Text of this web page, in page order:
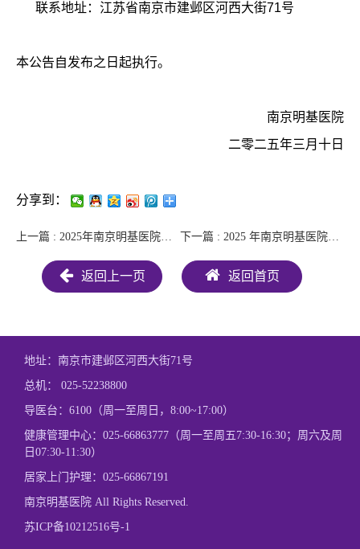
联系地址：江苏省南京市建邺区河西大街71号
本公告自发布之日起执行。
南京明基医院
二零二五年三月十日
分享到：
上一篇 : 2025年南京明基医院重要事项 下一篇 : 2025 年南京明基医院TC中央运送服务公开招标报名通知
返回上一页 返回首页
地址：南京市建邺区河西大街71号
总机： 025-52238800
导医台：6100（周一至周日，8:00~17:00）
健康管理中心： 025-66863777 （周一至周五7:30-16:30；周六及周
日07:30-11:30）
居家上门护理： 025-66867191
南京明基医院 All Rights Reserved.
苏ICP备10212516号-1